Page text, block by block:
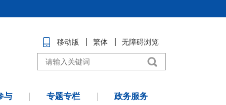
移动版 繁体 无障碍浏览
与 专题专栏 政务服务